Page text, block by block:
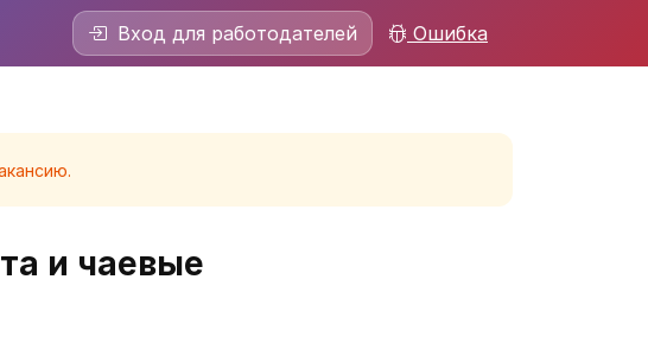
Вход для работодателей Ошибка
и чаевые